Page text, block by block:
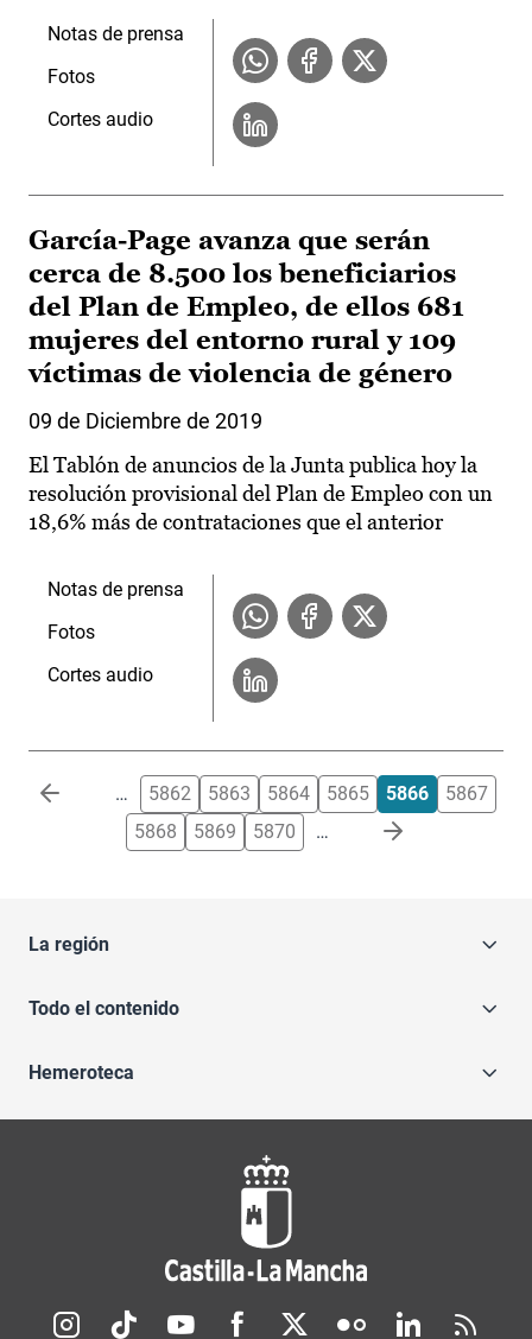
Notas de prensa
Fotos
Cortes audio
García-Page avanza que serán
cerca de 8.500 los beneficiarios
del Plan de Empleo, de ellos 681
mujeres del entorno rural y 109
víctimas de violencia de género
09 de Diciembre de 2019
El Tablón de anuncios de la Junta publica hoy la
resolución provisional del Plan de Empleo con un
18,6% más de contrataciones que el anterior
Notas de prensa
Fotos
Cortes audio
Paginación … 5862 5863 5864 5865 5866
5867
5868
5869 5870 …
La región
Todo el contenido
Hemeroteca
Redes sociales JCCM